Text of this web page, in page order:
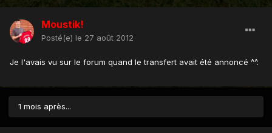
Moustik!
Posté(e) le 27 août 2012
Je l'avais vu sur le forum quand le transfert avait été annoncé ^^.
1 mois après...